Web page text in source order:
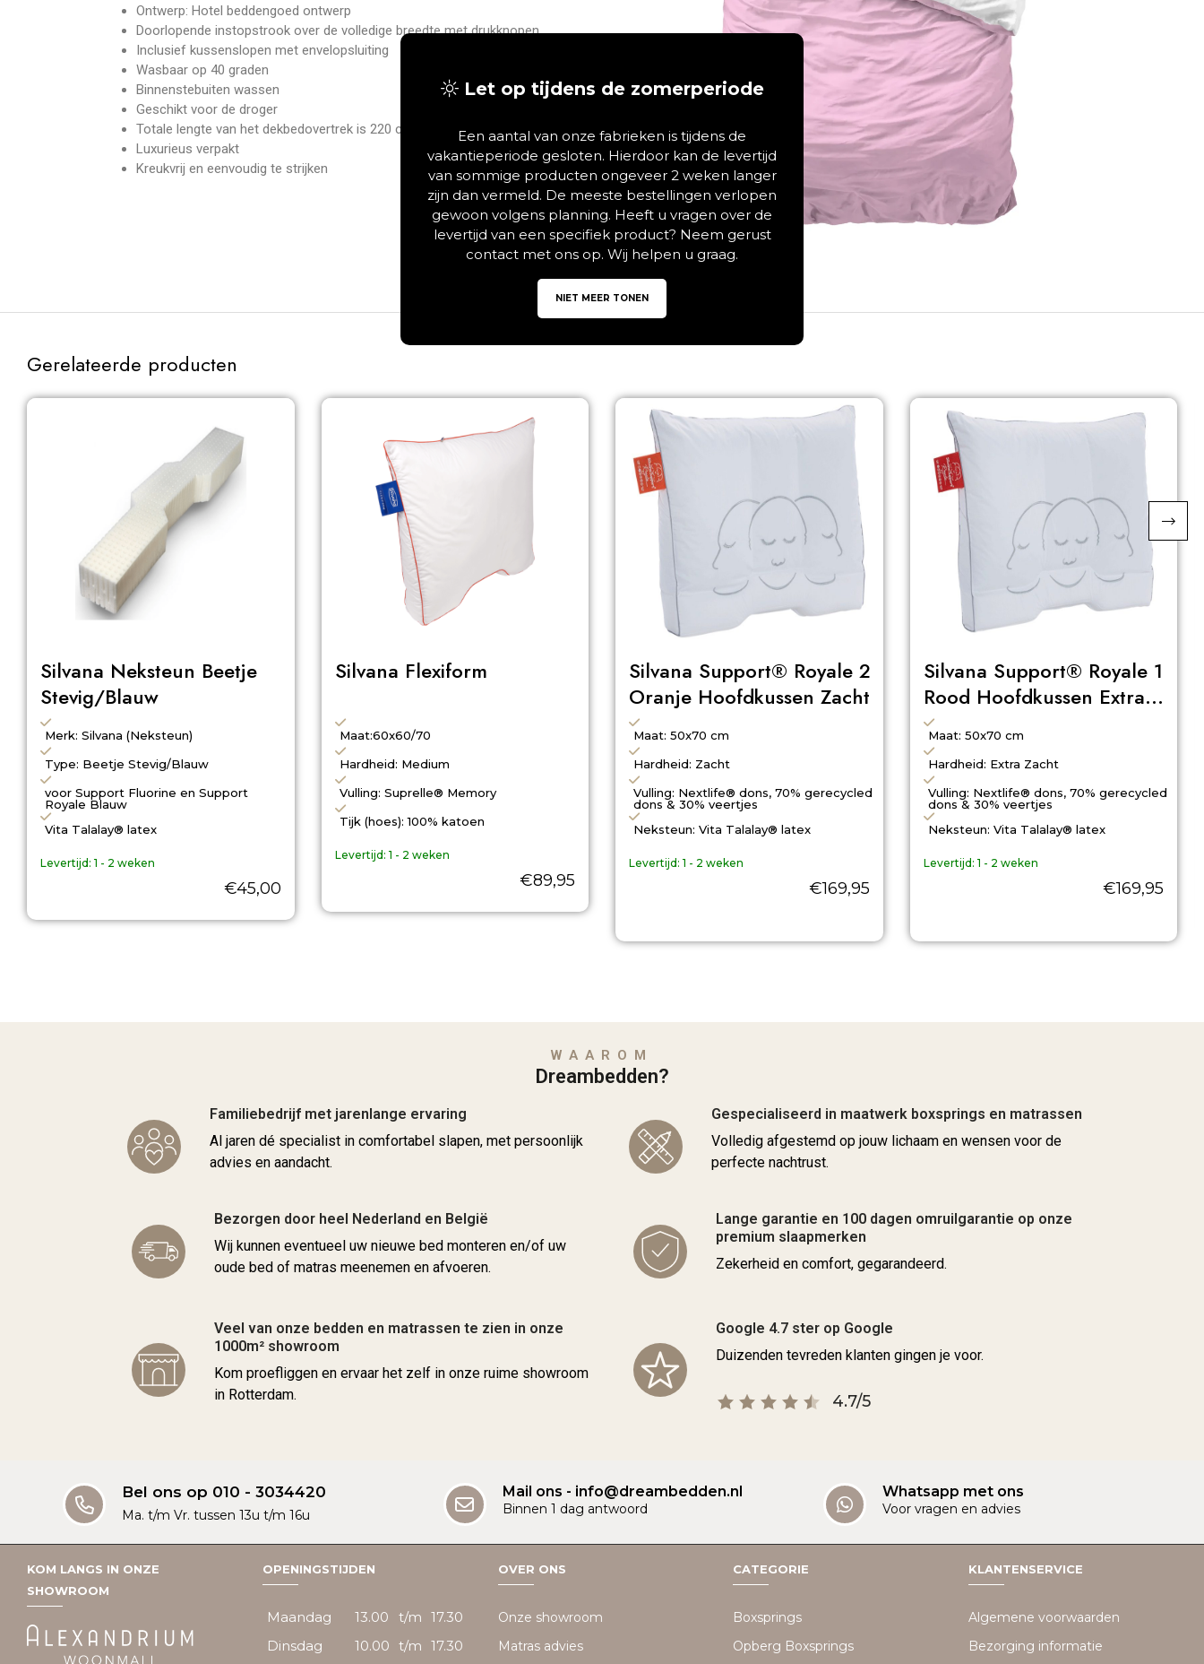
Ontwerp: Hotel beddengoed ontwerp
Doorlopende instopstrook over de volledige breedte met drukknopen
Inclusief kussenslopen met envelopsluiting
Wasbaar op 40 graden
Binnenstebuiten wassen
Geschikt voor de droger
Totale lengte van het dekbedovertrek is 220 cm
Luxurieus verpakt
Kreukvrij en eenvoudig te strijken
Gerelateerde producten
Silvana Neksteun Beetje
Stevig/Blauw
Merk: Silvana (Neksteun)
Type: Beetje Stevig/Blauw
voor Support Fluorine en Support
Royale Blauw
Vita Talalay® latex
€45,00
Levertijd: 1 - 2 weken
Silvana Flexiform
Maat:60x60/70
Hardheid: Medium
Vulling: Suprelle® Memory
Tijk (hoes): 100% katoen
€89,95
Levertijd: 1 - 2 weken
Silvana Support® Royale 2
Oranje Hoofdkussen Zacht
Maat: 50x70 cm
Hardheid: Zacht
Vulling: Nextlife® dons, 70% gerecycled
dons & 30% veertjes
Neksteun: Vita Talalay® latex
€169,95
Levertijd: 1 - 2 weken
Silvana Support® Royale 1
Rood Hoofdkussen Extra
Zacht
Maat: 50x70 cm
Hardheid: Extra Zacht
Vulling: Nextlife® dons, 70% gerecycled
dons & 30% veertjes
Neksteun: Vita Talalay® latex
€169,95
Levertijd: 1 - 2 weken
WAAROM
Dreambedden?
Familiebedrijf met jarenlange ervaring
Al jaren dé specialist in comfortabel slapen, met persoonlijk
advies en aandacht.
Gespecialiseerd in maatwerk boxsprings en matrassen
Volledig afgestemd op jouw lichaam en wensen voor de
perfecte nachtrust.
Bezorgen door heel Nederland en België
Wij kunnen eventueel uw nieuwe bed monteren en/of uw
oude bed of matras meenemen en afvoeren.
Lange garantie en 100 dagen omruilgarantie op onze
premium slaapmerken
Zekerheid en comfort, gegarandeerd.
Veel van onze bedden en matrassen te zien in onze
1000m² showroom
Kom proefliggen en ervaar het zelf in onze ruime showroom
in Rotterdam.
Google 4.7 ster op Google
Duizenden tevreden klanten gingen je voor.
4.7/5
Bel ons op 010 - 3034420
Ma. t/m Vr. tussen 13u t/m 16u
Mail ons - info@dreambedden.nl
Binnen 1 dag antwoord
Whatsapp met ons
Voor vragen en advies
KOM LANGS IN ONZE
SHOWROOM
OPENINGSTIJDEN
Maandag 13.00 t/m 17.30
Dinsdag
10.00 t/m 17.30
OVER ONS
Onze showroom
Matras advies
CATEGORIE
Boxsprings
Opberg Boxsprings
KLANTENSERVICE
Algemene voorwaarden
Bezorging informatie
Let op tijdens de zomerperiode
Een aantal van onze fabrieken is tijdens de
vakantieperiode gesloten. Hierdoor kan de levertijd
van sommige producten ongeveer 2 weken langer
zijn dan vermeld. De meeste bestellingen verlopen
gewoon volgens planning. Heeft u vragen over de
levertijd van een specifiek product? Neem gerust
contact met ons op. Wij helpen u graag.
NIET MEER TONEN